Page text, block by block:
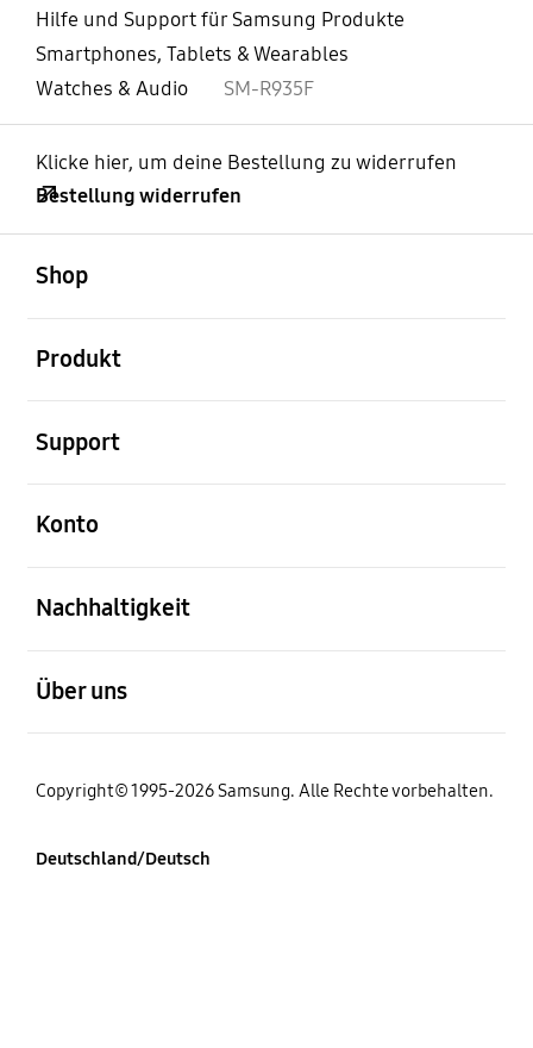
Hilfe und Support für Samsung Produkte
Smartphones, Tablets & Wearables
Watches & Audio
SM-R935F
Klicke hier, um deine Bestellung zu widerrufen
Bestellung widerrufen
Shop
Produkt
Support
Konto
Nachhaltigkeit
Über uns
Copyright© 1995-2026 Samsung. Alle Rechte vorbehalten.
Deutschland/Deutsch